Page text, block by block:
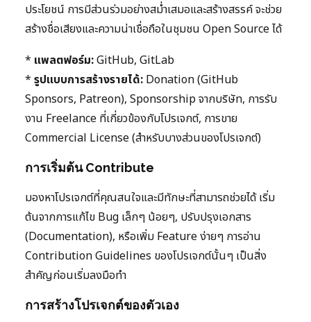
ประโยชน์ การมีส่วนร่วมอย่างสม่ำเสมอและสร้างสรรค์ จะช่วย
สร้างชื่อเสียงและความน่าเชื่อถือในชุมชน Open Source ได้
* แพลตฟอร์ม:GitHub, GitLab
* รูปแบบการสร้างรายได้: Donation (GitHub
Sponsors, Patreon), Sponsorship จากบริษัท, การรับ
งาน Freelance ที่เกี่ยวข้องกับโปรเจกต์, การขาย
Commercial License (สำหรับบางส่วนของโปรเจกต์)
การเริ่มต้น Contribute
มองหาโปรเจกต์ที่คุณสนใจและมีทักษะที่สามารถช่วยได้ เริ่ม
ต้นจากการแก้ไข Bug เล็กๆ น้อยๆ, ปรับปรุงเอกสาร
(Documentation), หรือเพิ่ม Feature ง่ายๆ การอ่าน
Contribution Guidelines ของโปรเจกต์นั้นๆ เป็นสิ่ง
สำคัญก่อนเริ่มลงมือทำ
การสร้างโปรเจกต์ของตัวเอง